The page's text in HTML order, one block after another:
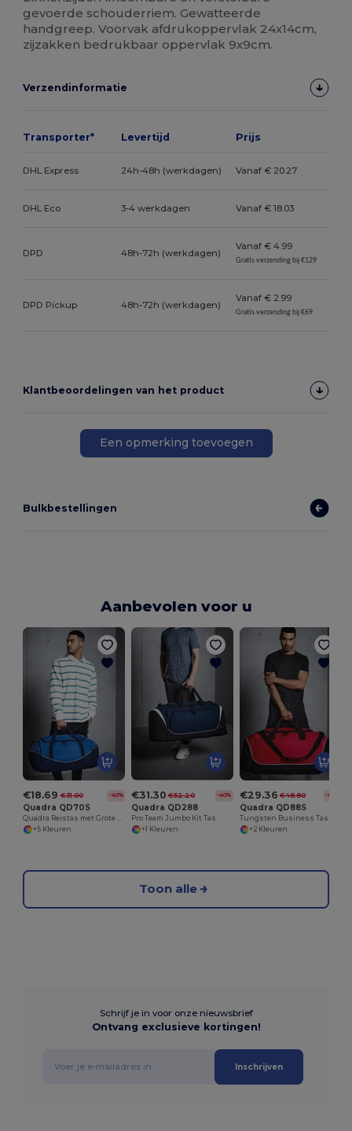
gevoerde schouderriem. Gewatteerde
handgreep. Voorvak afdrukoppervlak 24x14cm,
zijzakken bedrukbaar oppervlak 9x9cm.
Verzendinformatie
Transporter* Levertijd Prijs
DHL Express 24h-48h (werkdagen) Vanaf € 20.27
DHL Eco 3-4 werkdagen Vanaf € 18.03
DPD 48h-72h (werkdagen)
Vanaf € 4.99
Gratis verzending bij €129
DPD Pickup 48h-72h (werkdagen)
Vanaf € 2.99
Gratis verzending bij €69
Klantbeoordelingen van het product
Een opmerking toevoegen
Bulkbestellingen
Aanbevolen voor u
€18.69 €31.00 -40%
Quadra QD70S
+5 Kleuren
€31.30 €52.20 -40%
Quadra QD288
Pro Team Jumbo Kit Tas
+1 Kleuren
€29.36 €48.80 -40%
Quadra QD88S
+2 Kleuren
Toon alle
Schrijf je in voor onze nieuwsbrief
Ontvang exclusieve kortingen!
Inschrijven